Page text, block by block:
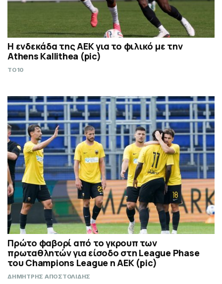
Η ενδεκάδα της ΑΕΚ για το φιλικό με την
Athens Kallithea (pic)
TO10
Πρώτο φαβορί από το γκρουπ των
πρωταθλητών για είσοδο στη League Phase
του Champions League η ΑΕΚ (pic)
ΔΗΜΗΤΡΗΣ ΑΠΟΣΤΟΛΙΔΗΣ